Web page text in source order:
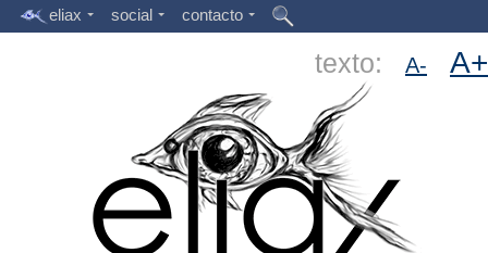
eliax social contacto
texto: A- A+